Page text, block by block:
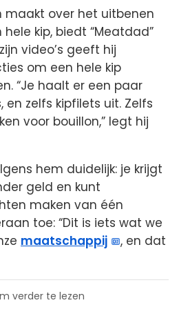
maakt over het uitbenen
kip, biedt “Meatdad”
video’s geeft hij
om een hele kip
“Je haalt er een paar
en zelfs kipfilets uit. Zelfs
voor bouillon,” legt hij
hem duidelijk: je krijgt
geld en kunt
maken van één
toe: “Dit is iets wat we
maatschappij
, en dat
verder te lezen